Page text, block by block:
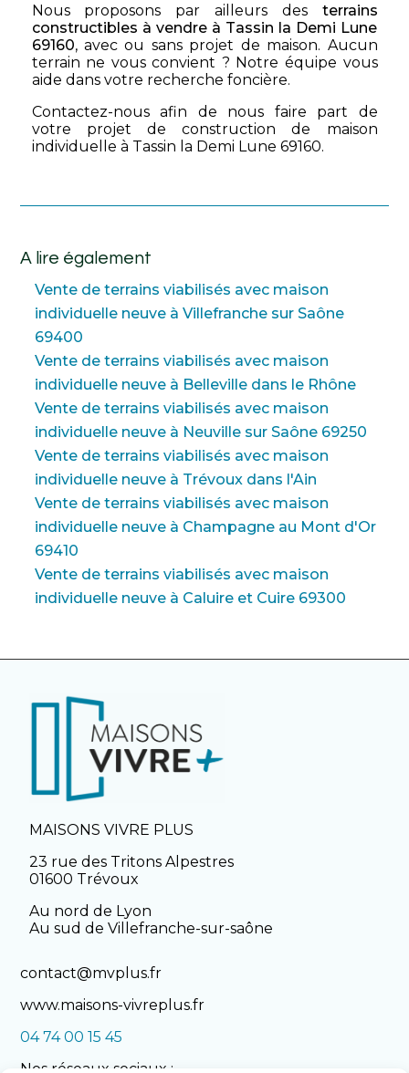
Nous proposons par ailleurs des terrains
constructibles à vendre à Tassin la Demi Lune
69160, avec ou sans projet de maison. Aucun
terrain ne vous convient ? Notre équipe vous
aide dans votre recherche foncière.
Contactez-nous afin de nous faire part de
votre projet de construction de maison
individuelle à Tassin la Demi Lune 69160.
A lire également
Vente de terrains viabilisés avec maison
individuelle neuve à Villefranche sur Saône
69400
Vente de terrains viabilisés avec maison
individuelle neuve à Belleville dans le Rhône
Vente de terrains viabilisés avec maison
individuelle neuve à Neuville sur Saône 69250
Vente de terrains viabilisés avec maison
individuelle neuve à Trévoux dans l'Ain
Vente de terrains viabilisés avec maison
individuelle neuve à Champagne au Mont d'Or
69410
Vente de terrains viabilisés avec maison
individuelle neuve à Caluire et Cuire 69300
MAISONS VIVRE PLUS
23 rue des Tritons Alpestres
01600 Trévoux
Au nord de Lyon
Au sud de Villefranche-sur-saône
contact@mvplus.fr
www.maisons-vivreplus.fr
04 74 00 15 45
Nos réseaux sociaux :